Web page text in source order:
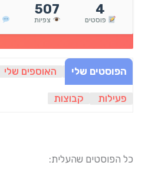
4
פוסטים
507
צפיות
הפוסטים שלי האוספים שלי
פעילות קבוצות
כל הפוסטים שהעלית: